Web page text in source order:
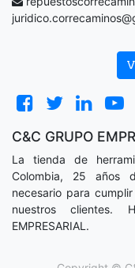
C&C GRUPO
La tienda de
Colombia, 25 años
necesario para
nuestros clientes.
EMPRESARIAL.